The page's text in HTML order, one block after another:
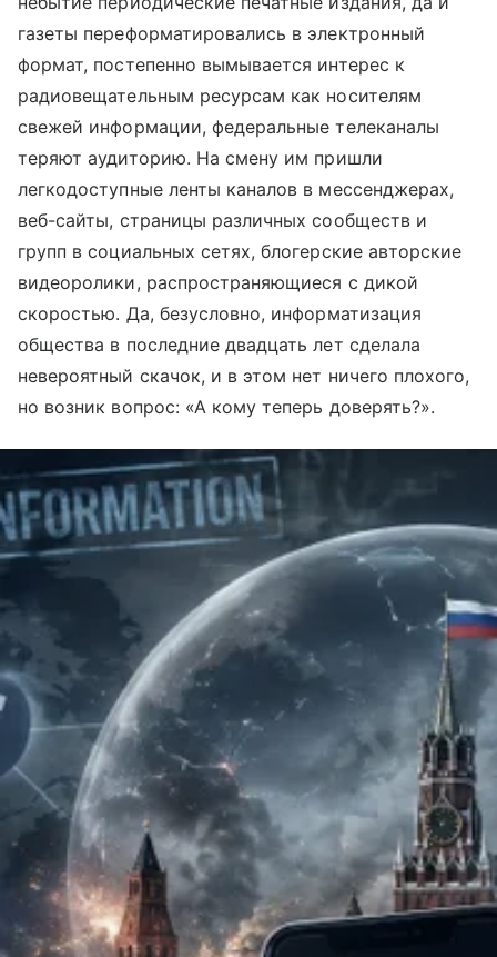
газеты переформатировались в электронный
формат, постепенно вымывается интерес к
радиовещательным ресурсам как носителям
свежей информации, федеральные телеканалы
теряют аудиторию. На смену им пришли
легкодоступные ленты каналов в мессенджерах,
веб-сайты, страницы различных сообществ и
групп в социальных сетях, блогерские авторские
видеоролики, распространяющиеся с дикой
скоростью. Да, безусловно, информатизация
общества в последние двадцать лет сделала
невероятный скачок, и в этом нет ничего плохого,
но возник вопрос: «А кому теперь доверять?».